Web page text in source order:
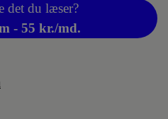
det du læser?
- 55 kr./md.